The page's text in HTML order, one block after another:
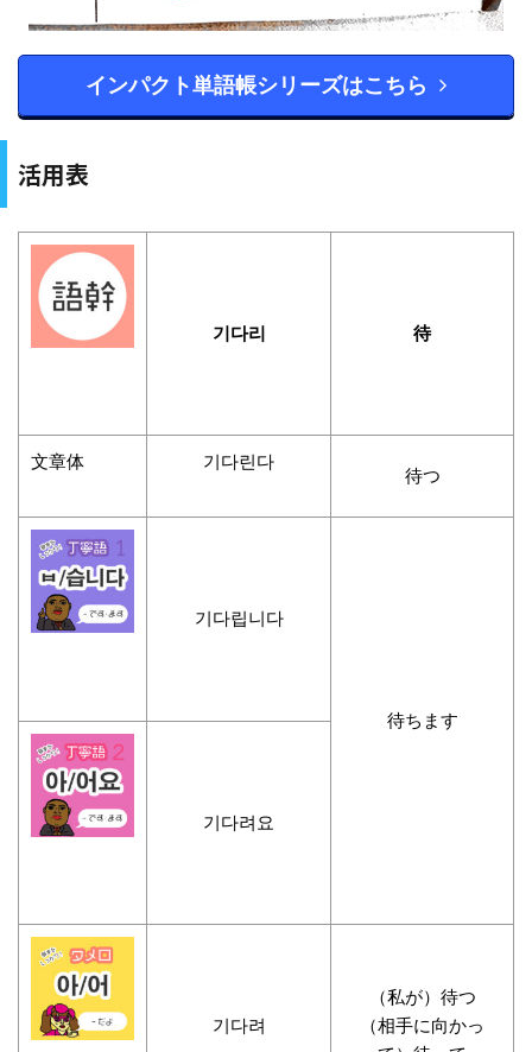
インパクト単語帳シリーズはこちら
活用表
기다리 待
文章体 기다린다
待つ
기다립니다
待ちます
기다려요
기다려
（私が）待つ
（相手に向かっ